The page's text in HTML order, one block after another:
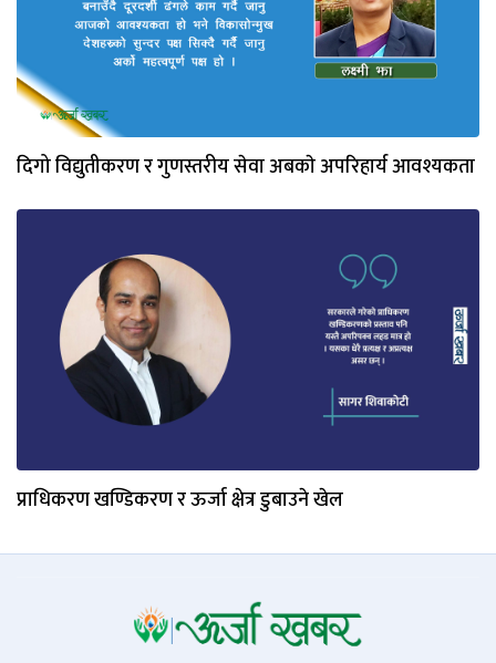
दिगो विद्युतीकरण र गुणस्तरीय सेवा अबकाे अपरिहार्य आवश्यकता
प्राधिकरण खण्डिकरण र ऊर्जा क्षेत्र डुबाउने खेल